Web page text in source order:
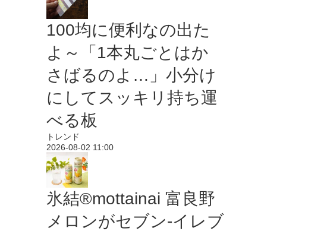
100均に便利なの出た
よ～「1本丸ごとはか
さばるのよ…」小分け
にしてスッキリ持ち運
べる板
トレンド
2026-08-02 11:00
氷結®mottainai 富良野
メロンがセブン‐イレブ